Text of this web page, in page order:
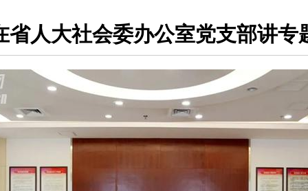
省人大社会委办公室党支部讲专